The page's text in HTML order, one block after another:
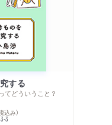
する
てどういうこと？
込み）
3